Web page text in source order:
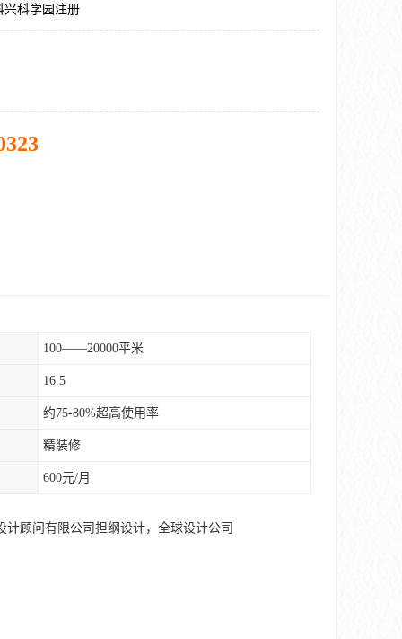
兴科学园注册
100——20000平米
16.5
约75-80%超高使用率
精装修
600元/月
顾问有限公司担纲设计，全球设计公司